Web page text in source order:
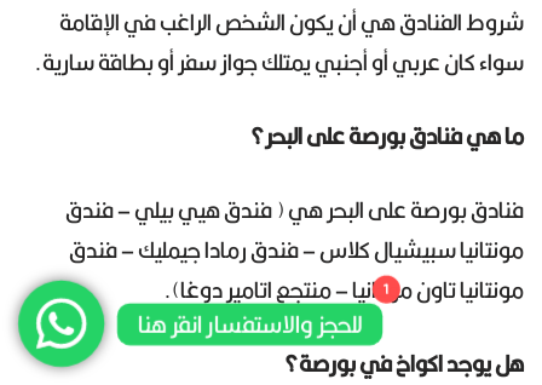
شروط الفنادق هي أن يكون الشخص الراغب في الإقامة
سواء كان عربي أو أجنبي يمتلك جواز سفر أو بطاقة سارية.
ما هي فنادق بورصة على البحر؟
فنادق بورصة على البحر هي ( فندق هيي بيلي – فندق
مونتانيا سبيشيال كلاس – فندق رمادا جيمليك – فندق
مونتانيا تاون مودانيا – منتجع اتامير دوغا).
هل يوجد اكواخ في بورصة؟
1
للحجز والاستفسار انقر هنا